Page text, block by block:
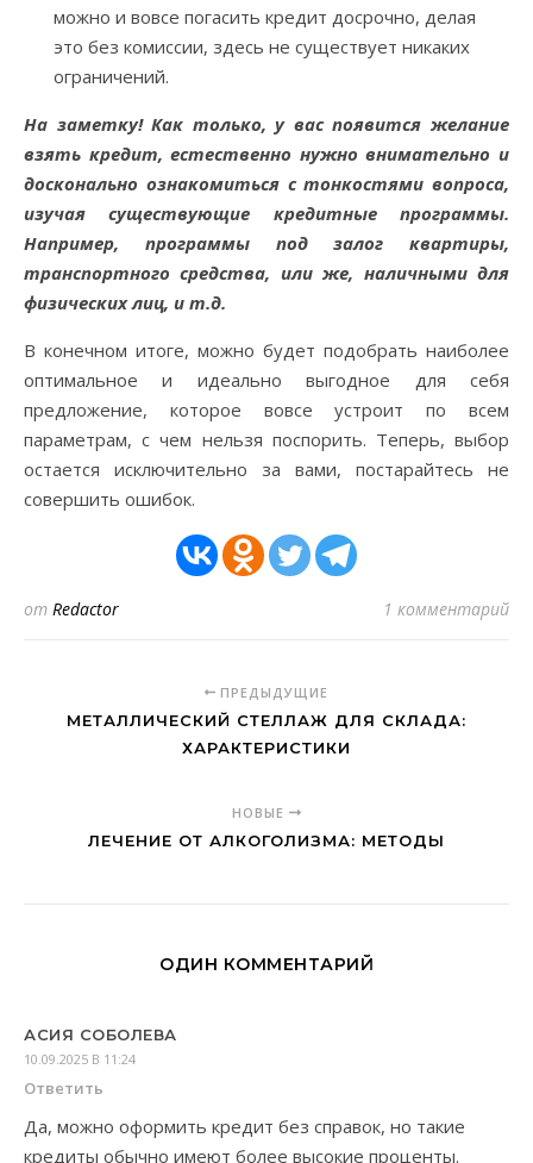
можно и вовсе погасить кредит досрочно, делая
это без комиссии, здесь не существует никаких
ограничений.
На заметку! Как только, у вас появится желание
взять кредит, естественно нужно внимательно и
досконально ознакомиться с тонкостями вопроса,
изучая существующие кредитные программы.
Например, программы под залог квартиры,
транспортного средства, или же, наличными для
физических лиц, и т.д.
В конечном итоге, можно будет подобрать наиболее
оптимальное и идеально выгодное для себя
предложение, которое вовсе устроит по всем
параметрам, с чем нельзя поспорить. Теперь, выбор
остается исключительно за вами, постарайтесь не
совершить ошибок.
от Redactor 1 комментарий
ПРЕДЫДУЩИЕ
МЕТАЛЛИЧЕСКИЙ СТЕЛЛАЖ ДЛЯ СКЛАДА:
ХАРАКТЕРИСТИКИ
НОВЫЕ
ЛЕЧЕНИЕ ОТ АЛКОГОЛИЗМА: МЕТОДЫ
ОДИН КОММЕНТАРИЙ
АСИЯ СОБОЛЕВА
10.09.2025 В 11:24
Ответить
Да, можно оформить кредит без справок, но такие
кредиты обычно имеют более высокие проценты.